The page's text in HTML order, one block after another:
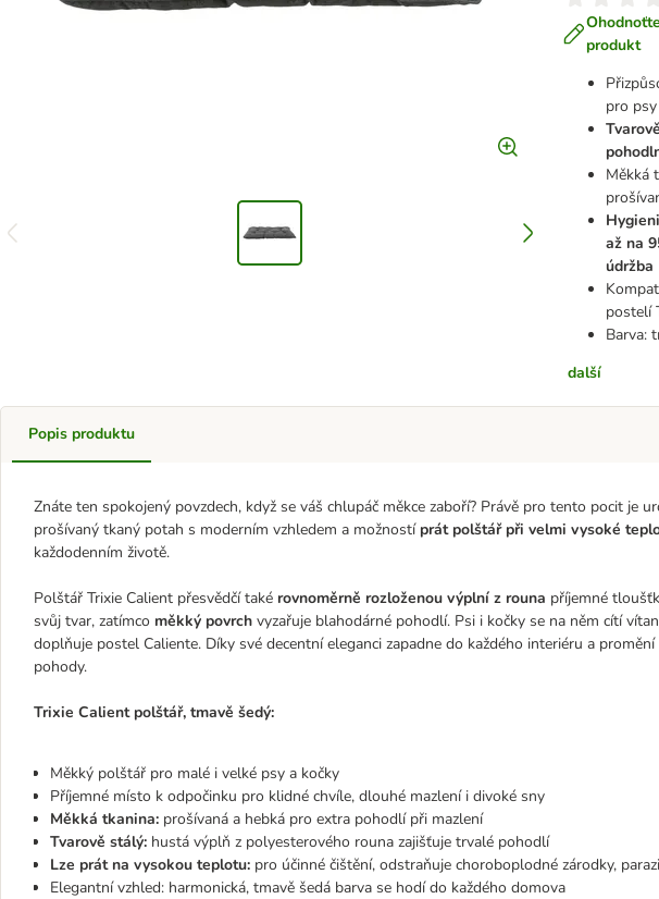
produkt
pro
Měkká
až na
údržba
postelí
Barva:
další
Popis produktu
Znáte ten spokojený povzdech, když se váš chlupáč měkce zaboří? Právě pro tento pocit je
prošívaný tkaný potah s moderním vzhledem a možností prát polštář při velmi vysoké
každodenním životě.
Polštář Trixie Calient přesvědčí také rovnoměrně rozloženou výplní z rouna příjemné
svůj tvar, zatímco měkký povrch vyzařuje blahodárné pohodlí. Psi i kočky se na něm cítí
doplňuje postel Caliente. Díky své decentní eleganci zapadne do každého interiéru a
pohody.
Trixie Calient polštář, tmavě šedý:
Měkký polštář pro malé i velké psy a kočky
Příjemné místo k odpočinku pro klidné chvíle, dlouhé mazlení i divoké sny
Měkká tkanina: prošívaná a hebká pro extra pohodlí při mazlení
Tvarově stálý: hustá výplň z polyesterového rouna zajišťuje trvalé pohodlí
Lze prát na vysokou teplotu: pro účinné čištění, odstraňuje choroboplodné zárodky,
Elegantní vzhled: harmonická, tmavě šedá barva se hodí do každého domova